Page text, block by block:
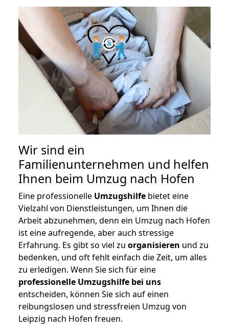
Wir sind ein
Familienunternehmen und helfen
Ihnen beim Umzug nach Hofen
Eine professionelle Umzugshilfe bietet eine
Vielzahl von Dienstleistungen, um Ihnen die
Arbeit abzunehmen, denn ein Umzug nach Hofen
ist eine aufregende, aber auch stressige
Erfahrung. Es gibt so viel zu organisieren und zu
bedenken, und oft fehlt einfach die Zeit, um alles
zu erledigen. Wenn Sie sich für eine
professionelle Umzugshilfe bei uns
entscheiden, können Sie sich auf einen
reibungslosen und stressfreien Umzug von
Leipzig nach Hofen freuen.